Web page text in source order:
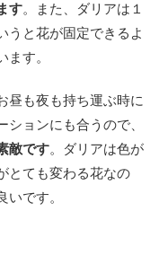
す。また、ダリアは１
うと花が固定できるよ
す。
昼も夜も持ち運ぶ時に
ョンにも合うので、
敵です。ダリアは色が
とても変わる花なの
です。